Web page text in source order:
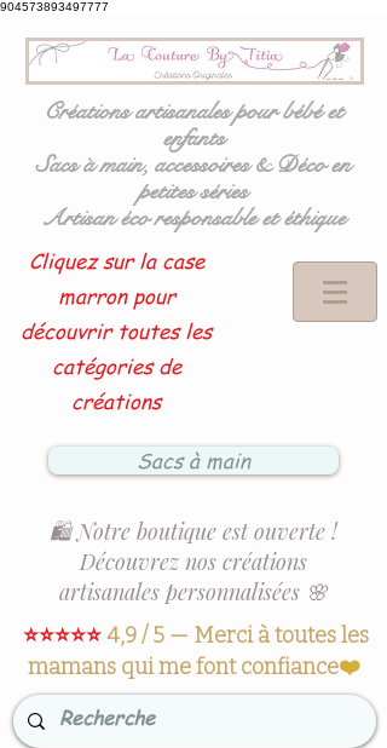
904573893497777
Créations artisanales pour bébé et
enfants
Sacs à main, accessoires & Déco en
petites séries
Artisan éco responsable et éthique
Cliquez sur la case
marron pour
découvrir toutes les
catégories de
créations
Sacs à main
🛍️ Notre boutique est ouverte !
Découvrez nos créations
artisanales personnalisées 🌸
⭐⭐⭐⭐⭐4,9 / 5 — Merci à toutes les
mamans qui me font confiance❤️